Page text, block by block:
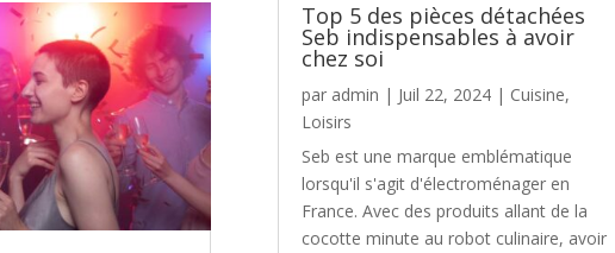
Top 5 des pièces détachées
Seb indispensables à avoir
chez soi
par admin | Juil 22, 2024 | Cuisine,
Loisirs
Seb est une marque emblématique
lorsqu'il s'agit d'électroménager en
France. Avec des produits allant de la
cocotte minute au robot culinaire, avoir